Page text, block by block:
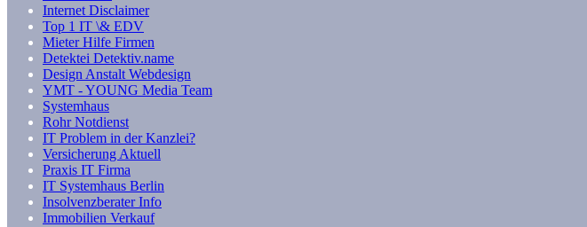
Internet Disclaimer
Top 1 IT \& EDV
Mieter Hilfe Firmen
Detektei Detektiv.name
Design Anstalt Webdesign
YMT - YOUNG Media Team
Systemhaus
Rohr Notdienst
IT Problem in der Kanzlei?
Versicherung Aktuell
Praxis IT Firma
IT Systemhaus Berlin
Insolvenzberater Info
Immobilien Verkauf